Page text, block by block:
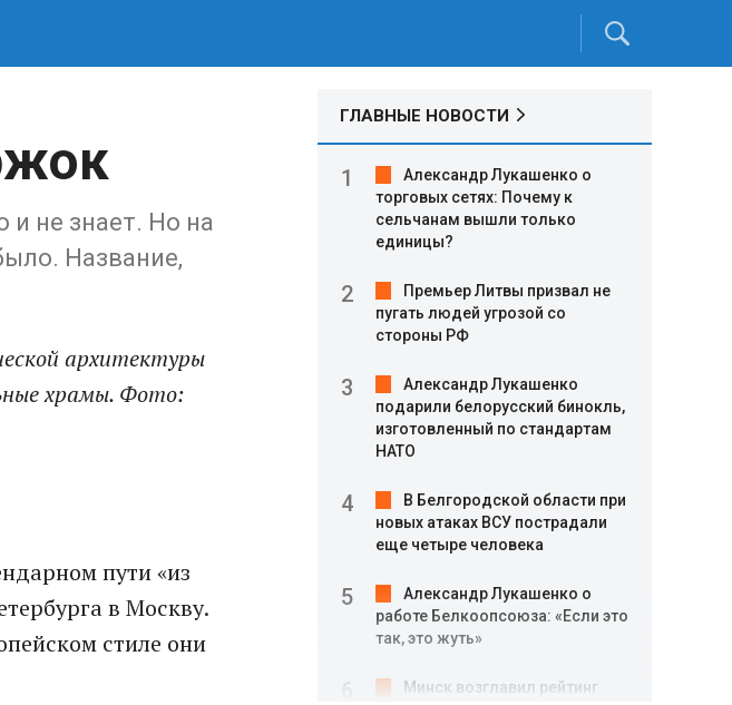
и не знает. Но на
Название,
архитектуры
храмы. Фото:
пути «из
в Москву.
стиле они
ГЛАВНЫЕ НОВОСТИ
Александр Лукашенко о
торговых сетях: Почему к
сельчанам вышли только
единицы?
Премьер Литвы призвал не
пугать людей угрозой со
стороны РФ
Александр Лукашенко
подарили белорусский бинокль,
изготовленный по стандартам
НАТО
В Белгородской области при
новых атаках ВСУ пострадали
еще четыре человека
Александр Лукашенко о
работе Белкоопсоюза: «Если это
так, это жуть»
Минск возглавил рейтинг